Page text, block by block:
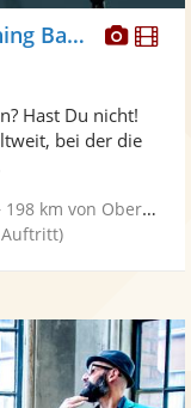
Fotos
BRASSBALLETT - Brass / Marching Band/ Walkact, Blaskapelle
Hast Du nicht!
bei der die
198 km von Oberhausen
Auftritt)